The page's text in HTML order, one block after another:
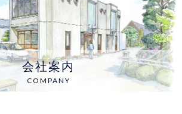
会社案内
COMPANY